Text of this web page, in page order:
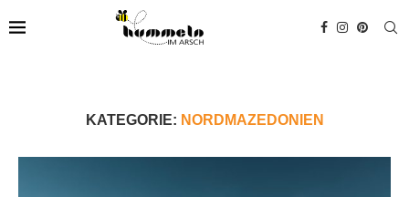
KATEGORIE: NORDMAZEDONIEN